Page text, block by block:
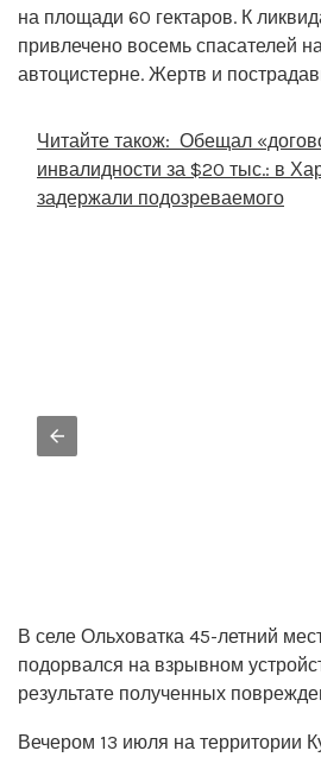
на площади 60 гектаров. К
привлечено восемь спасателей
автоцистерне. Жертв и
Читайте також: Обещал
инвалидности за $20 тыс.: в
задержали подозреваемого
В селе Ольховатка 45-летний
подорвался на взрывном
результате полученных
Вечером 13 июля на территории